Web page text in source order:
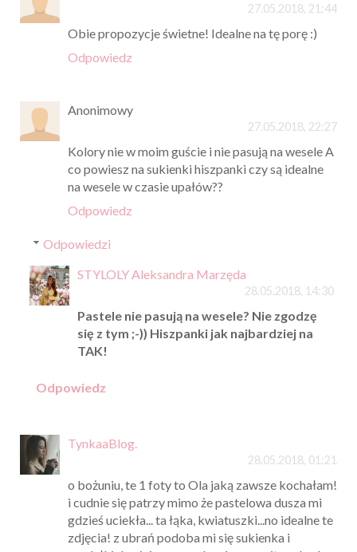
27.05.2018, 21:44
Obie propozycje świetne! Idealne na tę porę :)
Odpowiedz
Anonimowy
27.05.2018, 22:27
Kolory nie w moim guście i nie pasują na wesele A
co powiesz na sukienki hiszpanki czy są idealne
na wesele w czasie upałów??
Odpowiedz
Odpowiedzi
STYLOLY Aleksandra Marzęda
28.05.2018, 14:30
Pastele nie pasują na wesele? Nie zgodzę
się z tym ;-)) Hiszpanki jak najbardziej na
TAK!
Odpowiedz
TynkaaBlog.
28.05.2018, 01:21
o bożuniu, te 1 foty to Ola jaką zawsze kochałam!
i cudnie się patrzy mimo że pastelowa dusza mi
gdzieś uciekła... ta łąka, kwiatuszki...no idealne te
zdjęcia! z ubrań podoba mi się sukienka i